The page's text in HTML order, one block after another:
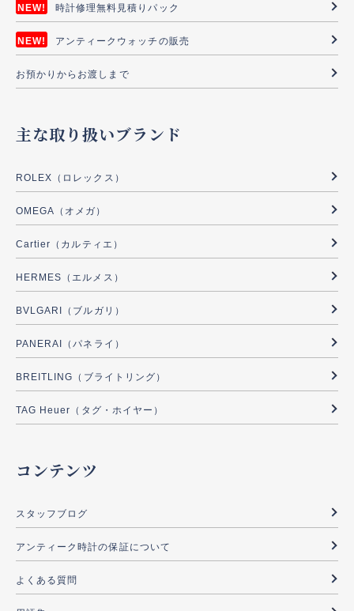
時計修理無料見積りパック
アンティークウォッチの販売
お預かりからお渡しまで
主な取り扱いブランド
ROLEX（ロレックス）
OMEGA（オメガ）
Cartier（カルティエ）
HERMES（エルメス）
BVLGARI（ブルガリ）
PANERAI（パネライ）
BREITLING（ブライトリング）
TAG Heuer（タグ・ホイヤー）
コンテンツ
スタッフブログ
アンティーク時計の保証について
よくある質問